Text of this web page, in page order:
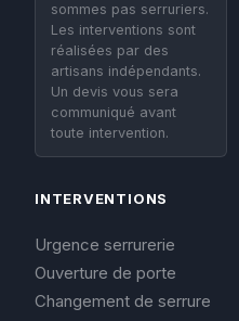
sommes pas serruriers.
Les interventions sont
réalisées par des
artisans indépendants.
Un devis vous sera
communiqué avant
toute intervention.
INTERVENTIONS
Urgence serrurerie
Ouverture de porte
Changement de serrure